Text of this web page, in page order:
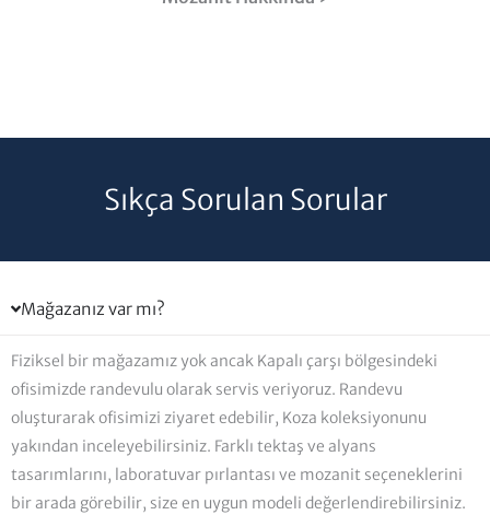
Sıkça Sorulan Sorular
Mağazanız var mı?
Fiziksel bir mağazamız yok ancak Kapalı çarşı bölgesindeki
ofisimizde randevulu olarak servis veriyoruz. Randevu
oluşturarak ofisimizi ziyaret edebilir, Koza koleksiyonunu
yakından inceleyebilirsiniz. Farklı tektaş ve alyans
tasarımlarını, laboratuvar pırlantası ve mozanit seçeneklerini
bir arada görebilir, size en uygun modeli değerlendirebilirsiniz.